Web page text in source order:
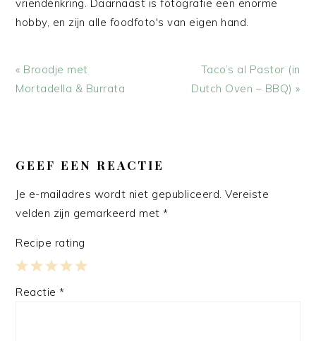
vriendenkring. Daarnaast is fotografie een enorme
hobby, en zijn alle foodfoto's van eigen hand.
Vorig
bericht:
« Broodje met
Mortadella & Burrata
Volgend
bericht:
Taco’s al Pastor (in
Dutch Oven – BBQ) »
INTERACTIES
GEEF EEN REACTIE
Je e-mailadres wordt niet gepubliceerd. Vereiste
velden zijn gemarkeerd met*
Recipe rating
4
3
2
1
Reactie*